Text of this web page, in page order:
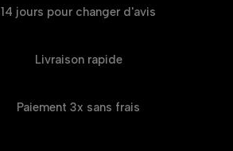
14 jours pour changer d'avis
Livraison rapide
Paiement 3x sans frais